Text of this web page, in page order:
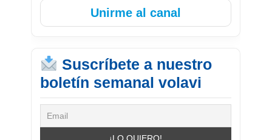
Unirme al canal
Suscríbete a nuestro
boletín semanal volavi